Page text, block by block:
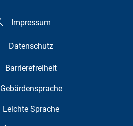
Impressum
Datenschutz
Barrierefreiheit
Gebärdensprache
Leichte Sprache